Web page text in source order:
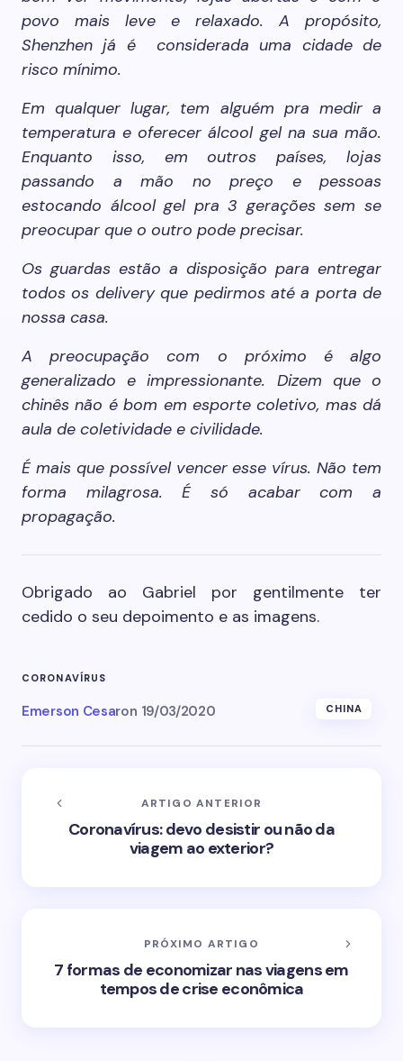
povo mais leve e relaxado. A propósito,
Shenzhen já é considerada uma cidade de
risco mínimo.
Em qualquer lugar, tem alguém pra medir a
temperatura e oferecer álcool gel na sua mão.
Enquanto isso, em outros países, lojas
passando a mão no preço e pessoas
estocando álcool gel pra 3 gerações sem se
preocupar que o outro pode precisar.
Os guardas estão a disposição para entregar
todos os delivery que pedirmos até a porta de
nossa casa.
A preocupação com o próximo é algo
generalizado e impressionante. Dizem que o
chinês não é bom em esporte coletivo, mas dá
aula de coletividade e civilidade.
É mais que possível vencer esse vírus. Não tem
forma milagrosa. É só acabar com a
propagação.
Obrigado ao Gabriel por gentilmente ter
cedido o seu depoimento e as imagens.
CORONAVÍRUS
Emerson Cesaron 19/03/2020 CHINA
ARTIGO ANTERIOR
Coronavírus: devo desistir ou não da
viagem ao exterior?
PRÓXIMO ARTIGO
7 formas de economizar nas viagens em
tempos de crise econômica